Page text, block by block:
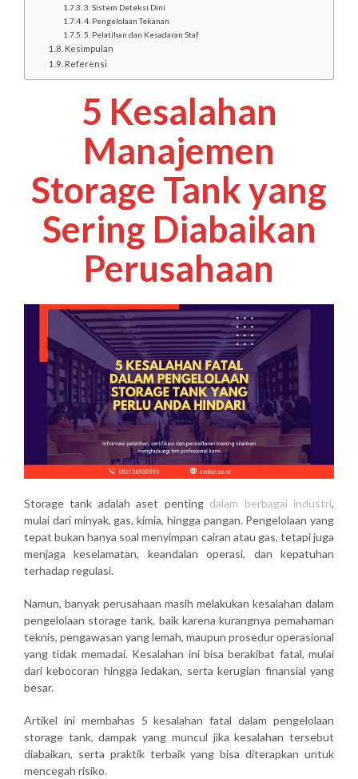
3. Sistem Deteksi Dini
4. Pengelolaan Tekanan
5. Pelatihan dan Kesadaran Staf
Kesimpulan
Referensi
5 Kesalahan
Manajemen
Storage Tank yang
Sering Diabaikan
Perusahaan
Storage tank adalah aset penting dalam berbagai industri,
mulai dari minyak, gas, kimia, hingga pangan. Pengelolaan yang
tepat bukan hanya soal menyimpan cairan atau gas, tetapi juga
menjaga keselamatan, keandalan operasi, dan kepatuhan
terhadap regulasi.
Namun, banyak perusahaan masih melakukan kesalahan dalam
pengelolaan storage tank, baik karena kurangnya pemahaman
teknis, pengawasan yang lemah, maupun prosedur operasional
yang tidak memadai. Kesalahan ini bisa berakibat fatal, mulai
dari kebocoran hingga ledakan, serta kerugian finansial yang
besar.
Artikel ini membahas 5 kesalahan fatal dalam pengelolaan
storage tank, dampak yang muncul jika kesalahan tersebut
diabaikan, serta praktik terbaik yang bisa diterapkan untuk
mencegah risiko.